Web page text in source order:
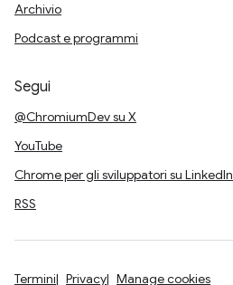
Archivio
Podcast e programmi
Segui
@ChromiumDev su X
YouTube
Chrome per gli sviluppatori su LinkedIn
RSS
Termini Privacy Manage cookies